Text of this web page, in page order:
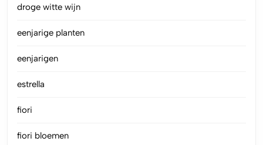
droge witte wijn
eenjarige planten
eenjarigen
estrella
fiori
fiori bloemen